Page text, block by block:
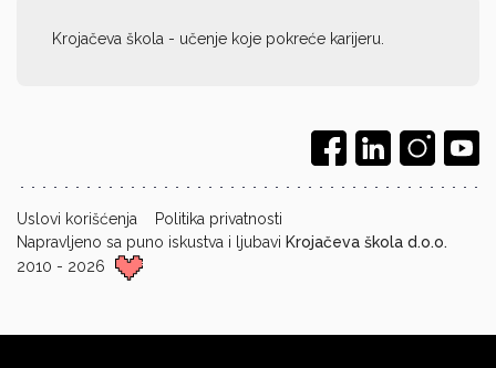
Krojačeva škola - učenje koje pokreće karijeru.
Uslovi korišćenja
Politika privatnosti
Napravljeno sa puno iskustva i ljubavi Krojačeva škola d.o.o.
2010 - 2026